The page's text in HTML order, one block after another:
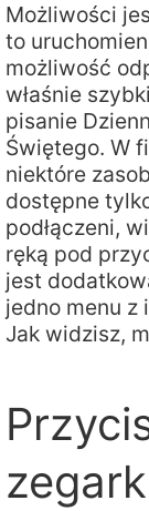
Możliwości
to
możliwość
właśnie
pisanie
Świętego. W
niektóre
dostępne
podłączeni,
ręką pod
jest
jedno menu z
Jak widzisz,